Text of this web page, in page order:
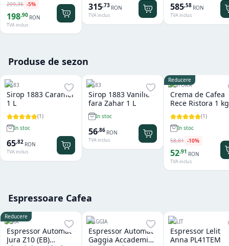
209,36 -5%
198,90 RON
TVA inclus
315,73 RON
TVA inclus
585,58 RON
TVA inclus
Produse de sezon
1883
Sirop 1883 Caramel
1 L
(1)
In stoc
65,82 RON
TVA inclus
1883
Sirop 1883 Vanilie
fara Zahar 1 L
In stoc
56,86 RON
TVA inclus
Reducere
RISTORA
Crema de Cafea
Rece Ristora 1 kg
(1)
In stoc
58,81 -10%
52,91 RON
TVA inclus
Espressoare Cafea
Reducere
JURA
Espressor Automat
Jura Z10 (EB)
GAGGIA
Espressor Automat
Gaggia Accademia
LELIT
Espressor Lelit
Anna PL41TEM